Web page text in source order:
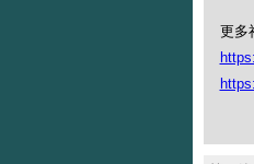
更多